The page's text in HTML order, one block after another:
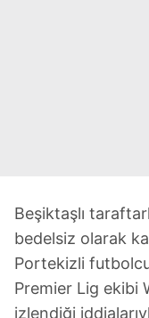
Beşiktaşlı
bedelsiz olarak
Portekizli
Premier Lig ekibi
izlendiği